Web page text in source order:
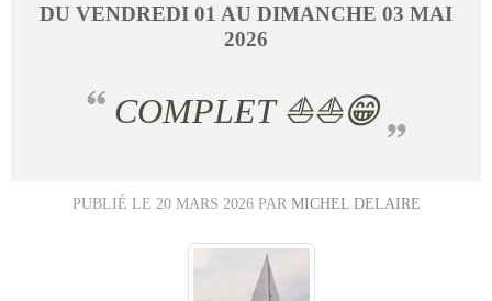
DU VENDREDI 01 AU DIMANCHE 03 MAI
2026
COMPLET ⛵⛵😁
PUBLIÉ LE 20 MARS 2026PAR MICHEL DELAIRE